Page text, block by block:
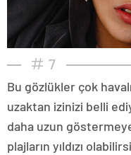
7
Bu gözlükler çok
uzaktan izinizi belli
daha uzun
plajların yıldızı